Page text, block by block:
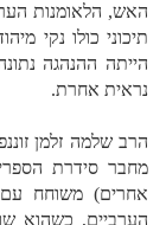
האש, הלאומנות
תיכוני כולו נקי
הייתה ההנהגה
נראית אחרת.
הרב שלמה זלמן
מחבר סידרת
אחרים) משוחח
הערביים, כשהוא